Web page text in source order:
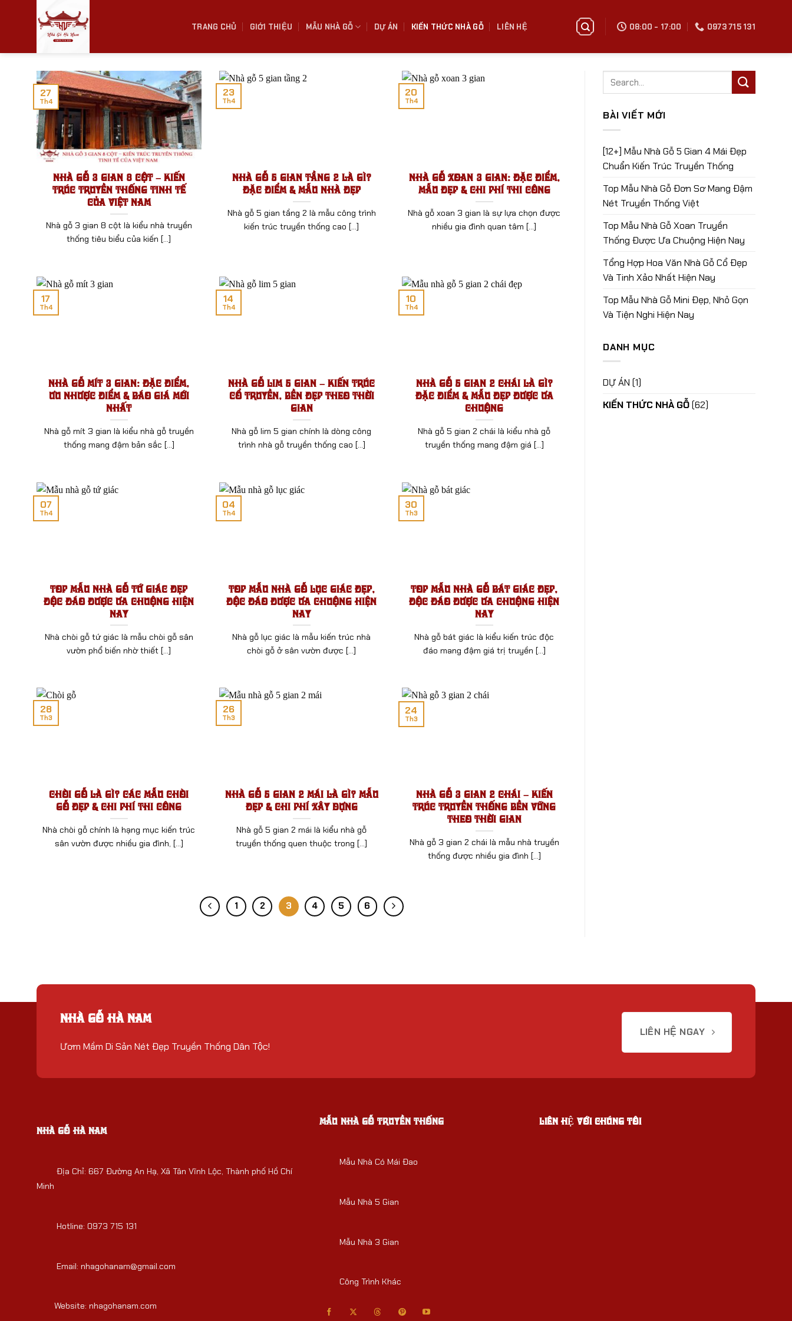
dung
TRANG CHỦ GIỚI THIỆU MẪU NHÀ GỖ DỰ ÁN KIẾN THỨC NHÀ GỖ LIÊN HỆ 08:00 - 17:00 0973 715 131
Nhà Gỗ 3 Gian 8 Cột – Kiến
Trúc Truyền Thống Tinh Tế
Của Việt Nam
Nhà gỗ 3 gian 8 cột là kiểu nhà truyền
thống tiêu biểu của kiến [...]
27
Th4
Nhà Gỗ 5 Gian Tầng 2 Là Gì?
Đặc Điểm & Mẫu Nhà Đẹp
Nhà gỗ 5 gian tầng 2 là mẫu công trình
kiến trúc truyền thống cao [...]
23
Th4
Nhà Gỗ Xoan 3 Gian: Đặc Điểm,
Mẫu Đẹp & Chi Phí Thi Công
Nhà gỗ xoan 3 gian là sự lựa chọn được
nhiều gia đình quan tâm [...]
20
Th4
Nhà Gỗ Mít 3 Gian: Đặc Điểm,
Ưu Nhược Điểm & Báo Giá Mới
Nhất
Nhà gỗ mít 3 gian là kiểu nhà gỗ truyền
thống mang đậm bản sắc [...]
17
Th4
Nhà Gỗ Lim 5 Gian – Kiến Trúc
Cổ Truyền, Bền Đẹp Theo Thời
Gian
Nhà gỗ lim 5 gian chính là dòng công
trình nhà gỗ truyền thống cao [...]
14
Th4
Nhà Gỗ 5 Gian 2 Chái Là Gì?
Đặc Điểm & Mẫu Đẹp Được Ưa
Chuộng
Nhà gỗ 5 gian 2 chái là kiểu nhà gỗ
truyền thống mang đậm giá [...]
10
Th4
Top Mẫu Nhà Gỗ Tứ Giác Đẹp
Độc Đáo Được Ưa Chuộng Hiện
Nay
Nhà chòi gỗ tứ giác là mẫu chòi gỗ sân
vườn phổ biến nhờ thiết [...]
07
Th4
Top Mẫu Nhà Gỗ Lục Giác Đẹp,
Độc Đáo Được Ưa Chuộng Hiện
Nay
Nhà gỗ lục giác là mẫu kiến trúc nhà
chòi gỗ ở sân vườn được [...]
04
Th4
Top Mẫu Nhà Gỗ Bát Giác Đẹp,
Độc Đáo Được Ưa Chuộng Hiện
Nay
Nhà gỗ bát giác là kiểu kiến trúc độc
đáo mang đậm giá trị truyền [...]
30
Th3
Chòi Gỗ Là Gì? Các Mẫu Chòi
Gỗ Đẹp & Chi Phí Thi Công
Nhà chòi gỗ chính là hạng mục kiến trúc
sân vườn được nhiều gia đình, [...]
28
Th3
Nhà Gỗ 5 Gian 2 Mái Là Gì? Mẫu
Đẹp & Chi Phí Xây Dựng
Nhà gỗ 5 gian 2 mái là kiểu nhà gỗ
truyền thống quen thuộc trong [...]
26
Th3
Nhà Gỗ 3 Gian 2 Chái – Kiến
Trúc Truyền Thống Bền Vững
Theo Thời Gian
Nhà gỗ 3 gian 2 chái là mẫu nhà truyền
thống được nhiều gia đình [...]
24
Th3
1 2 3 4 5 6
BÀI VIẾT MỚI
[12+] Mẫu Nhà Gỗ 5 Gian 4 Mái Đẹp
Chuẩn Kiến Trúc Truyền Thống
Top Mẫu Nhà Gỗ Đơn Sơ Mang Đậm
Nét Truyền Thống Việt
Top Mẫu Nhà Gỗ Xoan Truyền
Thống Được Ưa Chuộng Hiện Nay
Tổng Hợp Hoa Văn Nhà Gỗ Cổ Đẹp
Và Tinh Xảo Nhất Hiện Nay
Top Mẫu Nhà Gỗ Mini Đẹp, Nhỏ Gọn
Và Tiện Nghi Hiện Nay
DANH MỤC
DỰ ÁN (1)
KIẾN THỨC NHÀ GỖ(62)
NHÀ GỖ HÀ NAM
Ươm Mầm Di Sản Nét Đẹp Truyền Thống Dân Tộc!
LIÊN HỆ NGAY
NHÀ GỖ HÀ NAM
Địa Chỉ: 667 Đường An Hạ, Xã Tân Vĩnh Lộc, Thành phố Hồ Chí
Minh
Hotline: 0973 715 131
Email: nhagohanam@gmail.com
Website: nhagohanam.com
MẪU NHÀ GỖ TRUYỀN THỐNG
Mẫu Nhà Có Mái Đao
Mẫu Nhà 5 Gian
Mẫu Nhà 3 Gian
Công Trình Khác
LIÊN HỆ VỚI CHÚNG TÔI